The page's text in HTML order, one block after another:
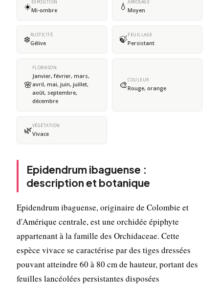
☀️EXPOSITION
Mi-ombre 💧 ARROSAGE
Moyen
❄️RUSTICITÉ
Gélive 🍃FEUILLAGE
Persistant
🌸
FLORAISON
Janvier, février, mars,
avril, mai, juin, juillet,
août, septembre,
décembre
🎨COULEUR
Rouge, orange
🌿VÉGÉTATION
Vivace
Epidendrum ibaguense :
description et botanique
Epidendrum ibaguense, originaire de Colombie et
d'Amérique centrale, est une orchidée épiphyte
appartenant à la famille des Orchidaceae. Cette
espèce vivace se caractérise par des tiges dressées
pouvant atteindre 60 à 80 cm de hauteur, portant des
feuilles lancéolées persistantes disposées